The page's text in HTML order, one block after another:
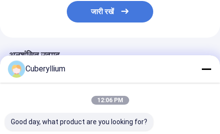
जारी रखें
अनुशंसित उत्पाद
Cuberyllium
12:06 PM
Good day, what product are you looking for?